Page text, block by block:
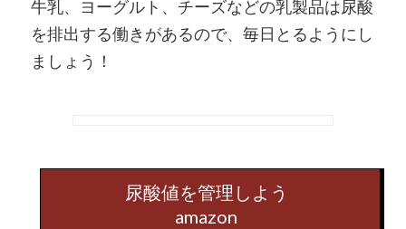
牛乳、ヨーグルト、チーズなどの乳製品は尿酸
を排出する働きがあるので、毎日とるようにし
ましょう！
尿酸値を管理しよう
amazon